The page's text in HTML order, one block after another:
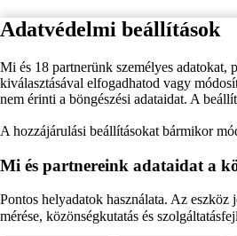
Adatvédelmi beállítások
Mi és 18 partnerünk személyes adatokat,
kiválasztásával elfogadhatod vagy
nem érinti a böngészési adataidat. A
A hozzájárulási beállításokat bármikor
Mi és partnereink adataidat a
Pontos helyadatok használata. Az
mérése, közönségkutatás és